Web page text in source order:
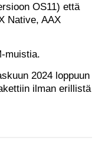
OS11) että
Native, AAX
muistia.
2024 loppuun
ilman erillistä